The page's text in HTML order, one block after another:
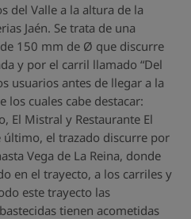
del Valle a la altura de la
Jaén. Se trata de una
150 mm de Ø que discurre
y por el carril llamado “Del
usuarios antes de llegar a la
los cuales cabe destacar:
El Mistral y Restaurante El
el trazado discurre por
Vega de La Reina, donde
en el trayecto, a los carriles y
este trayecto las
tienen acometidas